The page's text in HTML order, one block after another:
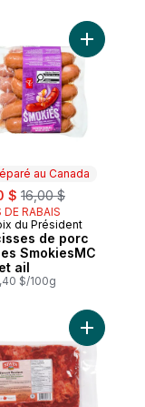
de porc à déjeuner au
au Canada
$ , formerly:
16,00 $
RABAIS
au Canada
du Président
de porc
SmokiesMC
ail
$/100g
Ajouter
fumé, Oktoberfest au
Ajouter